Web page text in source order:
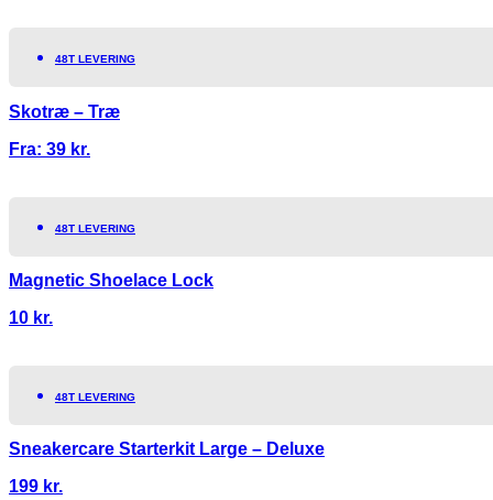
48T LEVERING
Skotræ – Træ
Fra: 39 kr.
48T LEVERING
Magnetic Shoelace Lock
10 kr.
48T LEVERING
Sneakercare Starterkit Large – Deluxe
199 kr.